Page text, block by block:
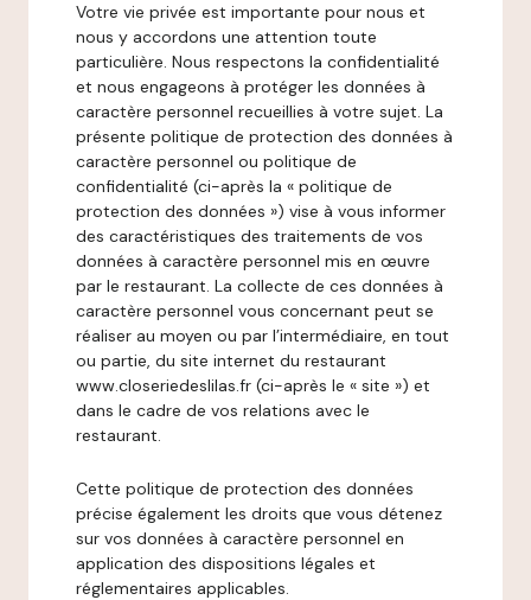
Votre vie privée est importante pour nous et
nous y accordons une attention toute
particulière. Nous respectons la confidentialité
et nous engageons à protéger les données à
caractère personnel recueillies à votre sujet. La
présente politique de protection des données à
caractère personnel ou politique de
confidentialité (ci-après la « politique de
protection des données ») vise à vous informer
des caractéristiques des traitements de vos
données à caractère personnel mis en œuvre
par le restaurant. La collecte de ces données à
caractère personnel vous concernant peut se
réaliser au moyen ou par l’intermédiaire, en tout
ou partie, du site internet du restaurant
www.closeriedeslilas.fr (ci-après le « site ») et
dans le cadre de vos relations avec le
restaurant.
Cette politique de protection des données
précise également les droits que vous détenez
sur vos données à caractère personnel en
application des dispositions légales et
réglementaires applicables.